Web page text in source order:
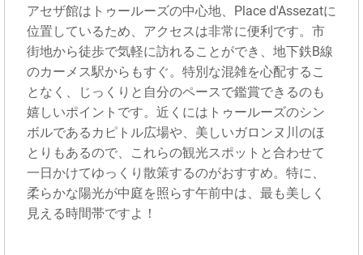
アセザ館はトゥールーズの中心地、Place d'Assezatに
位置しているため、アクセスは非常に便利です。市
街地から徒歩で気軽に訪れることができ、地下鉄B線
のカーメス駅からもすぐ。特別な混雑を心配するこ
となく、じっくりと自分のペースで鑑賞できるのも
嬉しいポイントです。近くにはトゥールーズのシン
ボルであるカピトル広場や、美しいガロンヌ川のほ
とりもあるので、これらの観光スポットと合わせて
一日かけてゆっくり散策するのがおすすめ。特に、
柔らかな陽光が中庭を照らす午前中は、最も美しく
見える時間帯ですよ！